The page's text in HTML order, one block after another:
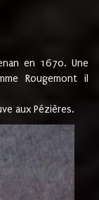
en 1670. Une
Rougemont il
aux Pézières.